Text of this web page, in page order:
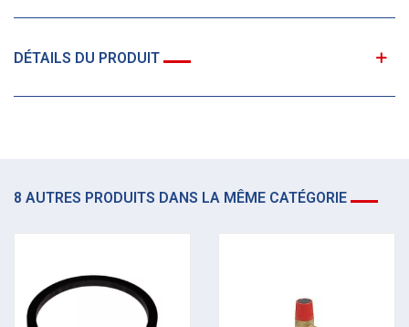
DÉTAILS DU PRODUIT
8 AUTRES PRODUITS DANS LA MÊME CATÉGORIE